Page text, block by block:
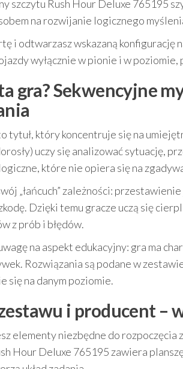
szczytu Rush Hour Deluxe 765195
na rozwijanie logicznego
i odtwarzasz wskazaną konfigurację
wyłącznie w pionie i w
gra? Sekwencyjne
tytuł, który koncentruje się na
uczy się analizować sytuację,
które nie opiera się na
„łańcuch” zależności:
Dzięki temu gracze uczą się
z prób i błędów.
na aspekt edukacyjny: gra ma
Rozwiązania są podane w
się na danym poziomie.
i producent –
elementy niezbędne do
Hour Deluxe 765195 zawiera